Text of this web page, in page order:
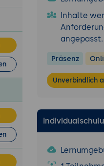
gestaltet werden
entstehen, wenn
festgestellt werden
Wie Verstöße abgestellt
Zulieferern
Beendigung einer
anzustellen sind und
Inhalte
angepasst.
Präsenz
Unverbindlich